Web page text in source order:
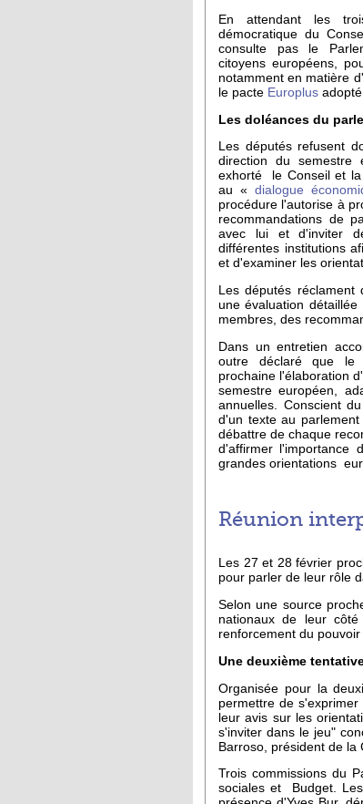
En attendant les
démocratique du
consulte pas le
citoyens européens,
notamment en matière
le pacte Europlus adopté
Les doléances du
Les députés refusent
direction du semestre
exhorté le Conseil et la
au « dialogue
procédure l'autorise à
recommandations de
avec lui et d'inviter
différentes institutions
et d'examiner les
Les députés
une évaluation
membres, des
Dans un entretien
outre déclaré que le
prochaine l'élaboration
semestre européen,
annuelles. Conscient
d'un texte au
débattre de chaque
d'affirmer l'importance
grandes orientations
Réunion
Les 27 et 28 février
pour parler de leur rôle
Selon une source
nationaux de leur
renforcement du
Une deuxième
Organisée pour la
permettre de
leur avis sur les
s'inviter dans le jeu"
Barroso, président de la
Trois commissions du
sociales et Budget.